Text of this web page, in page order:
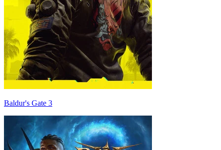
Baldur's Gate 3